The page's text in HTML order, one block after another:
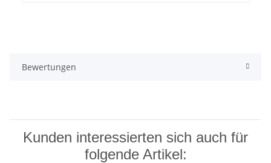
Bewertungen
Kunden interessierten sich auch für
folgende Artikel: